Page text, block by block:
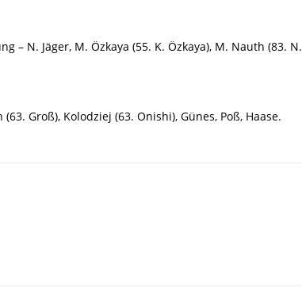
– N. Jäger, M. Özkaya (55. K. Özkaya), M. Nauth (83. N.
Groß), Kolodziej (63. Onishi), Günes, Poß, Haase.